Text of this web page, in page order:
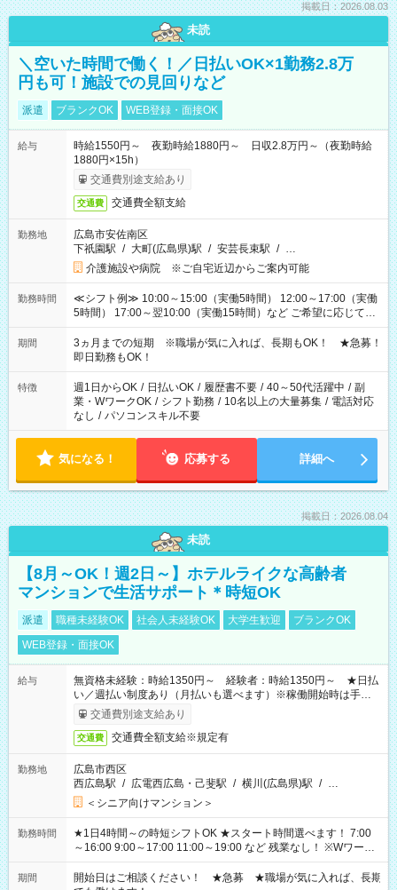
掲載日：2026.08.03
未読
＼空いた時間で働く！／日払いOK×1勤務2.8万
円も可！施設での見回りなど
派遣 ブランクOK WEB登録・面接OK
給与
時給1550円～ 夜勤時給1880円～ 日収2.8万円～（夜勤時給
1880円×15h）
交通費別途支給あり
交通費 交通費全額支給
勤務地
広島市安佐南区
下祇園駅 / 大町(広島県)駅 / 安芸長束駅 / …
介護施設や病院 ※ご自宅近辺からご案内可能
勤務時間
≪シフト例≫ 10:00～15:00（実働5時間） 12:00～17:00（実働
5時間） 17:00～翌10:00（実働15時間）など ご希望に応じて、
働く時間は調整できます！ お気軽に担当へ相談ください！
期間
3ヵ月までの短期 ※職場が気に入れば、長期もOK！ ★急募！
即日勤務もOK！
特徴 週1日からOK / 日払いOK / 履歴書不要 / 40～50代活躍中 / 副
業・WワークOK / シフト勤務 / 10名以上の大量募集 / 電話対応
なし / パソコンスキル不要
気になる！ 応募する 詳細へ
掲載日：2026.08.04
未読
【8月～OK！週2日～】ホテルライクな高齢者
マンションで生活サポート＊時短OK
派遣 職種未経験OK 社会人未経験OK 大学生歓迎
ブランクOK
WEB登録・面接OK
給与
無資格未経験：時給1350円～ 経験者：時給1350円～ ★日払
い／週払い制度あり（月払いも選べます）※稼働開始時は手続き
完了次第のお支払いとなります。
交通費別途支給あり
交通費 交通費全額支給※規定有
勤務地
広島市西区
西広島駅 / 広電西広島・己斐駅 / 横川(広島県)駅 / …
＜シニア向けマンション＞
勤務時間
★1日4時間～の時短シフトOK ★スタート時間選べます！ 7:00
～16:00 9:00～17:00 11:00～19:00 など 残業なし！ ※Wワーク
の場合、他のお仕事と合わせ週40時間超の就業はご案内できま
せん ※法令に基づき、週20時間以上勤務は社会保険への加入対
期間
開始日はご相談ください！ ★急募 ★職場が気に入れば、長期